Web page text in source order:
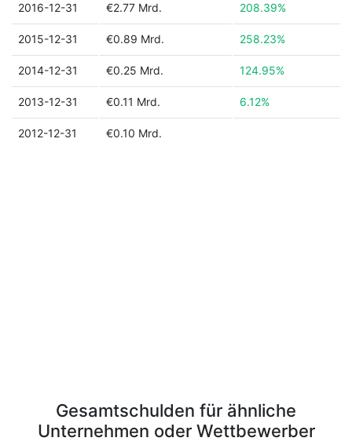
2016-12-31 €2.77 Mrd. 208.39%
2015-12-31 €0.89 Mrd. 258.23%
2014-12-31 €0.25 Mrd. 124.95%
2013-12-31 €0.11 Mrd. 6.12%
2012-12-31 €0.10 Mrd.
Gesamtschulden für ähnliche
Unternehmen oder Wettbewerber